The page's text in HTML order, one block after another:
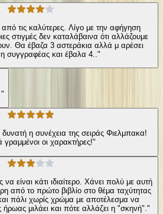
τις καλύτερες. Λίγο με την αφήγηση
στιγμές δεν καταλάβαινα ότι αλλάζουμε
Θα έβαζα 3 αστεράκια αλλά μ αρέσει
η συγγραφέας και έβαλα 4.."
γραμμένοι οι χαρακτήρες!"
είναι κάτι ιδιαίτερο. Χάνει πολύ με αυτή
από το πρώτο βιβλίο στο θέμα ταχύτητας
πάλι χωρίς χρώμα με αποτέλεσμα να
ήρωας μιλάει και πότε αλλάζει η "σκηνή"."